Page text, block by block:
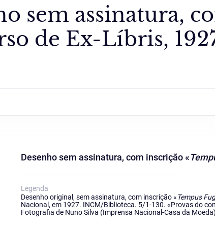
sem assinatura,
de Ex-Líbris,
Desenho sem assinatura, com inscrição «
Legenda
Desenho original, sem assinatura, com inscrição «Tempus
Nacional, em 1927. INCM/Biblioteca. 5/1-130. «Provas do
Fotografia de Nuno Silva (Imprensa Nacional-Casa da